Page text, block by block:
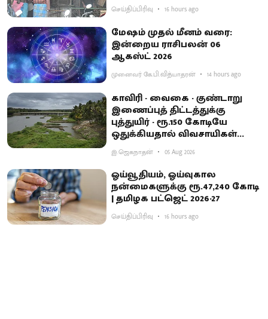
செய்திப்பிரிவு 16 hours ago
மேஷம் முதல் மீனம் வரை:
இன்றைய ராசிபலன் 06
ஆகஸ்ட் 2026
முனைவர் கே.பி.வித்யாதரன் 14 hours ago
காவிரி - வைகை - குண்டாறு
இணைப்புத் திட்டத்துக்கு
புத்துயிர் - ரூ.150 கோடியே
ஒதுக்கியதால் விவசாயிகள்
ஏமாற்றம்
இ.ஜெகநாதன் 05 Aug 2026
ஓய்வூதியம், ஓய்வுகால
நன்மைகளுக்கு ரூ.47,240 கோடி
| தமிழக பட்ஜெட் 2026-27
செய்திப்பிரிவு 16 hours ago